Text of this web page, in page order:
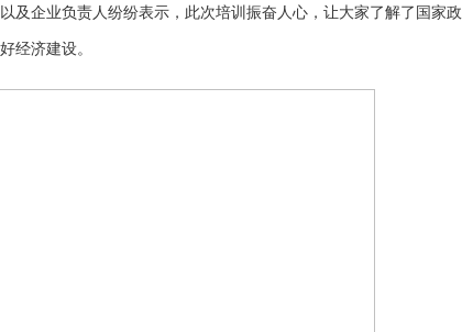
及企业负责人纷纷表示，此次培训振奋人心，让大家了解了国家政
经济建设。